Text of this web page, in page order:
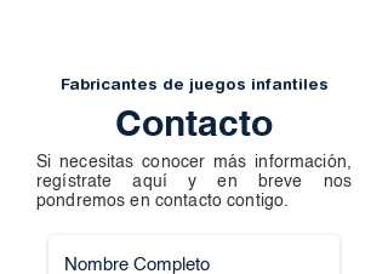
Fabricantes de juegos infantiles
Contacto
Si necesitas conocer más información,
regístrate aquí y en breve nos
pondremos en contacto contigo.